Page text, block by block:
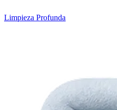
Limpieza Profunda